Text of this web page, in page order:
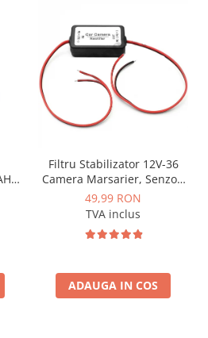
Filtru Stabilizator 12V-36
Camera Marsarier, Senzori
Auto Deparazitare - AD-
BGCFILTER
49,99 RON
TVA inclus
ADAUGA IN COS